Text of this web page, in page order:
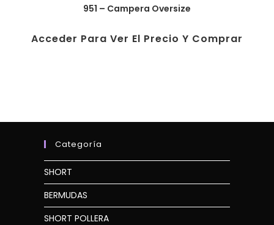
951 – Campera Oversize
Acceder Para Ver El Precio Y Comprar
Categoría
SHORT
BERMUDAS
SHORT POLLERA